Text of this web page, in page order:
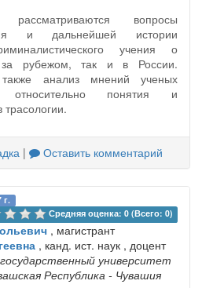
вопросы
и дальнейшей истории
учения о
рубежом, так и в России.
также анализ мнений ученых
относительно понятия и
| Оставить комментарий
г.
Средняя оценка: 0 (Всего: 0)
, магистрант
, канд. ист. наук , доцент
университет
Республика - Чувашия